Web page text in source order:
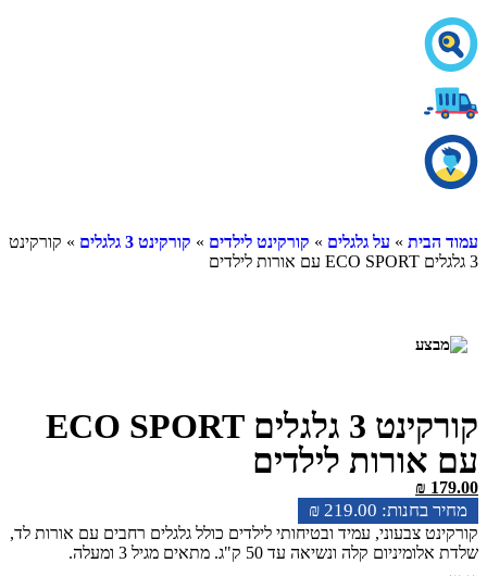
»על גלגלים»קורקינט לילדים»קורקינט 3 גלגלים » קורקינט
קורקינט 3 גלגלים ECO SPORT
לילדים
₪ 219.00
₪
צבעוני, עמיד ובטיחותי לילדים כולל גלגלים רחבים עם אורות לד,
קלה ונשיאה עד 50 ק"ג. מתאים מגיל 3 ומעלה.